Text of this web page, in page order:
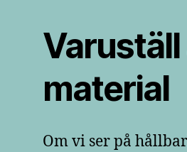
material
Om vi ser på